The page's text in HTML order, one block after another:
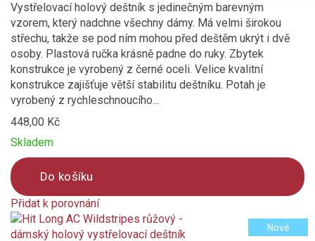
Vystřelovací holový deštník s jedinečným barevným
vzorem, který nadchne všechny dámy. Má velmi širokou
střechu, takže se pod ním mohou před deštěm ukrýt i dvě
osoby. Plastová ručka krásně padne do ruky. Zbytek
konstrukce je vyrobený z černé oceli. Velice kvalitní
konstrukce zajišťuje větší stabilitu deštníku. Potah je
vyrobený z rychleschnoucího...
448,00 Kč
Skladem
Do košíku
Přidat k porovnání
Product
is
Nové